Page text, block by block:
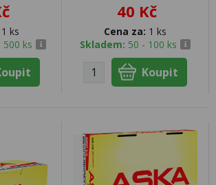
1 ks
500 ks
40 Kč
Cena za: 1 ks
Skladem: 50 - 100 ks